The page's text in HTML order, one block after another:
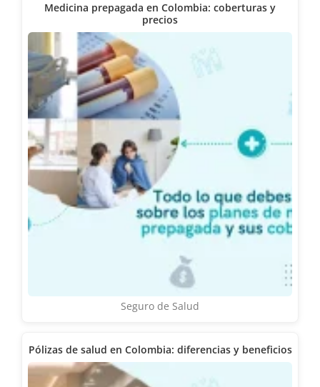
Medicina prepagada en Colombia: coberturas y
precios
Seguro de Salud
Pólizas de salud en Colombia: diferencias y beneficios